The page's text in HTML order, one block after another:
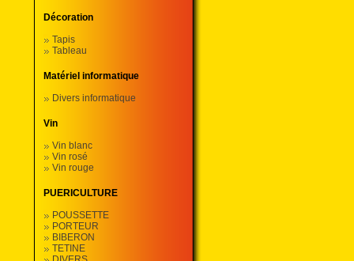
Décoration
Tapis
Tableau
Matériel informatique
Divers informatique
Vin
Vin blanc
Vin rosé
Vin rouge
PUERICULTURE
POUSSETTE
PORTEUR
BIBERON
TETINE